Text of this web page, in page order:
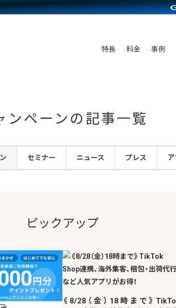
特長 料金 事例
雑貨販売
料金シミュレーション
ンペーンの記事一覧
セミナー ニュース プレス
ピックアップ
《8/28（金）18時まで》